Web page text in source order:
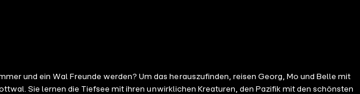
Sie lernen die Tiefsee mit ihren unwirklichen Kreaturen, den Pazifik mit den schönsten